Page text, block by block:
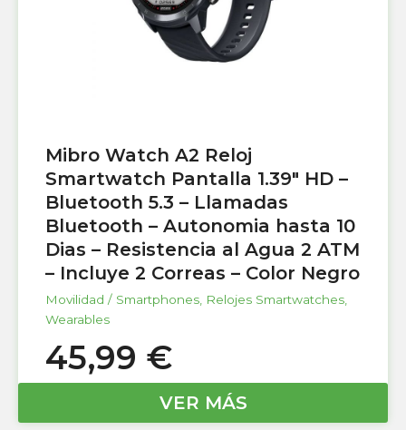
Mibro Watch A2 Reloj
Smartwatch Pantalla 1.39″ HD –
Bluetooth 5.3 – Llamadas
Bluetooth – Autonomia hasta 10
Dias – Resistencia al Agua 2 ATM
– Incluye 2 Correas – Color Negro
Movilidad / Smartphones Relojes Smartwatches
Wearables
45,99 €
VER MÁS